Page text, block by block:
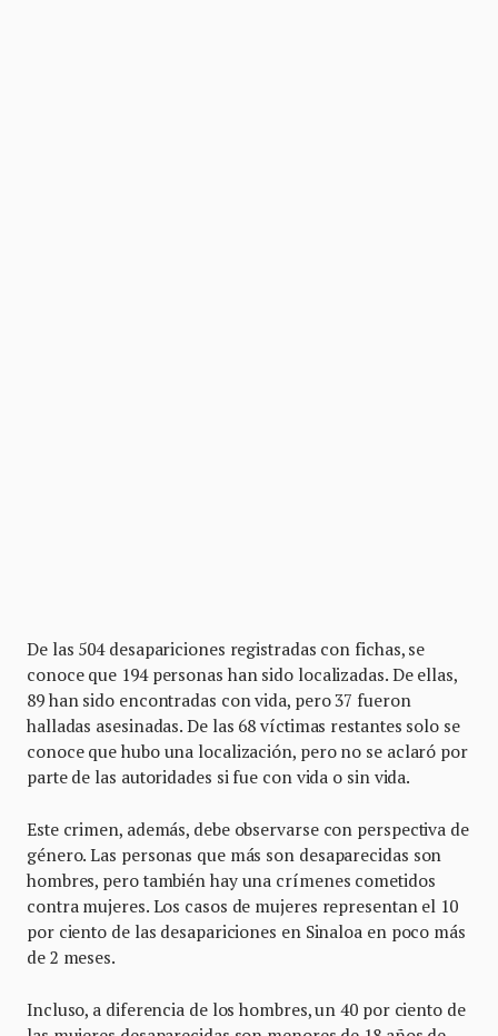
De las 504 desapariciones registradas con fichas, se
conoce que 194 personas han sido localizadas. De ellas,
89 han sido encontradas con vida, pero 37 fueron
halladas asesinadas. De las 68 víctimas restantes solo se
conoce que hubo una localización, pero no se aclaró por
parte de las autoridades si fue con vida o sin vida.
Este crimen, además, debe observarse con perspectiva de
género. Las personas que más son desaparecidas son
hombres, pero también hay una crímenes cometidos
contra mujeres. Los casos de mujeres representan el 10
por ciento de las desapariciones en Sinaloa en poco más
de 2 meses.
Incluso, a diferencia de los hombres, un 40 por ciento de